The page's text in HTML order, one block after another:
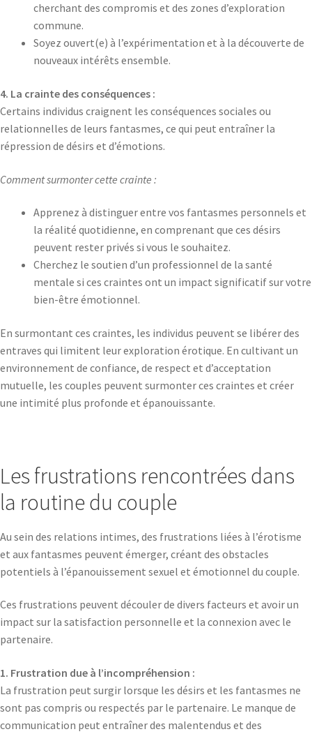
cherchant des compromis et des zones d’exploration
commune.
Soyez ouvert(e) à l’expérimentation et à la découverte de
nouveaux intérêts ensemble.
4. La crainte des conséquences :
Certains individus craignent les conséquences sociales ou
relationnelles de leurs fantasmes, ce qui peut entraîner la
répression de désirs et d’émotions.
Comment surmonter cette crainte :
Apprenez à distinguer entre vos fantasmes personnels et
la réalité quotidienne, en comprenant que ces désirs
peuvent rester privés si vous le souhaitez.
Cherchez le soutien d’un professionnel de la santé
mentale si ces craintes ont un impact significatif sur votre
bien-être émotionnel.
En surmontant ces craintes, les individus peuvent se libérer des
entraves qui limitent leur exploration érotique. En cultivant un
environnement de confiance, de respect et d’acceptation
mutuelle, les couples peuvent surmonter ces craintes et créer
une intimité plus profonde et épanouissante.
Les frustrations rencontrées dans
la routine du couple
Au sein des relations intimes, des frustrations liées à l’érotisme
et aux fantasmes peuvent émerger, créant des obstacles
potentiels à l’épanouissement sexuel et émotionnel du couple.
Ces frustrations peuvent découler de divers facteurs et avoir un
impact sur la satisfaction personnelle et la connexion avec le
partenaire.
1. Frustration due à l’incompréhension :
La frustration peut surgir lorsque les désirs et les fantasmes ne
sont pas compris ou respectés par le partenaire. Le manque de
communication peut entraîner des malentendus et des